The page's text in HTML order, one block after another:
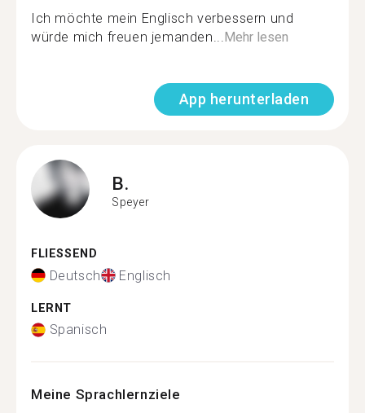
Ich möchte mein Englisch verbessern und
würde mich freuen jemanden...Mehr lesen
App herunterladen
B.
Speyer
FLIESSEND
Deutsch Englisch
LERNT
Spanisch
Meine Sprachlernziele